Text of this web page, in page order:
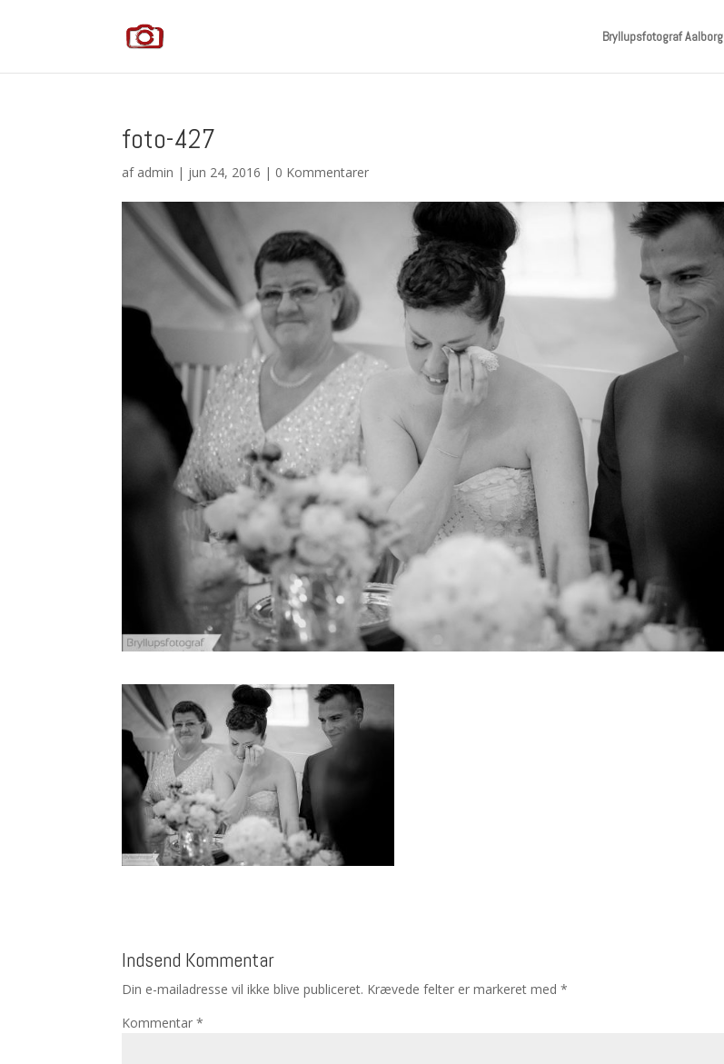
Bryllupsfotograf Aalborg
foto-427
af admin | jun 24, 2016 | 0 Kommentarer
Indsend Kommentar
Din e-mailadresse vil ikke blive publiceret. Krævede felter er markeret med*
Kommentar*